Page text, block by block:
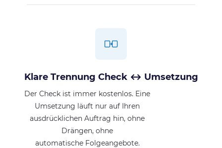
Klare Trennung Check ↔ Umsetzung
Der Check ist immer kostenlos. Eine
Umsetzung läuft nur auf Ihren
ausdrücklichen Auftrag hin, ohne
Drängen, ohne
automatische Folgeangebote.